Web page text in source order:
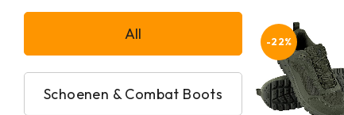
All
Schoenen & Combat Boots
-22%